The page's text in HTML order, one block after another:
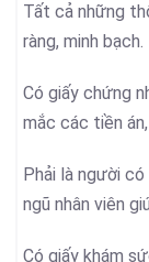
Tất cả những
ràng, minh bạch.
Có giấy chứng
mắc các tiền
Phải là người
ngũ nhân viên
Có giấy khám